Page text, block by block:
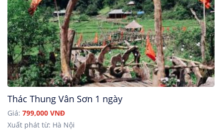
Thác Thung Vân Sơn 1 ngày
Giá: 799,000 VNĐ
Xuất phát từ: Hà Nội